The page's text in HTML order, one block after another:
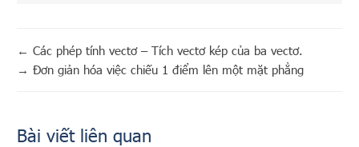
← Các phép tính vectơ – Tích vectơ kép của ba vectơ.
→ Đơn giản hóa việc chiếu 1 điểm lên một mặt phẳng
Bài viết liên quan